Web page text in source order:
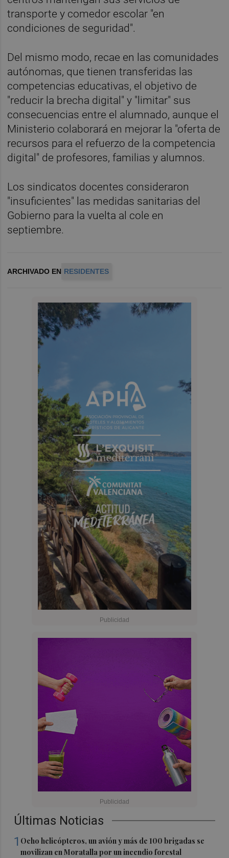
Últimas Noticias
1 Ocho helicópteros, un avión y más de 100 brigadas se
movilizan en Moratalla por un incendio forestal
transporte y comedor escolar "en
condiciones de seguridad".
Del mismo modo, recae en las comunidades
autónomas, que tienen transferidas las
competencias educativas, el objetivo de
"reducir la brecha digital" y "limitar" sus
consecuencias entre el alumnado, aunque el
Ministerio colaborará en mejorar la "oferta de
recursos para el refuerzo de la competencia
digital" de profesores, familias y alumnos.
Los sindicatos docentes consideraron
"insuficientes" las medidas sanitarias del
Gobierno para la vuelta al cole en
septiembre.
ARCHIVADO EN RESIDENTES